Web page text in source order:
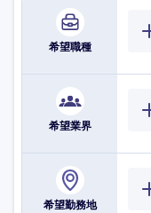
希望職種
希望業界
希望勤務地
福岡県
大分県
鹿児島県